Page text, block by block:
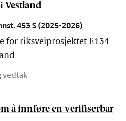
Vestland
453 S (2025-2026)
for riksveiprosjektet E134
vedtak
å innføre en verifiserbar